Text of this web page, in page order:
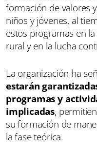
formación de valores
niños y jóvenes, al
estos programas en
rural y en la lucha
La organización ha
estarán
programas y
implicadas,
su formación de
la fase teórica.